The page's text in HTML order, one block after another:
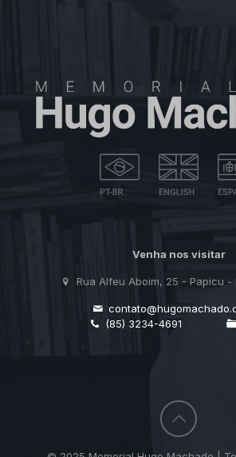
Venha nos visitar
Rua Alfeu Aboim, 25 - Papicu -
(85) 3234-4691